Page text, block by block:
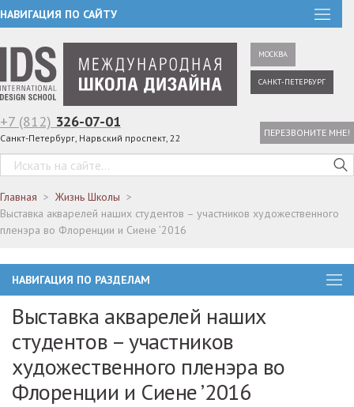
НАВИГАЦИЯ ПО САЙТУ
МОСКВА
САНКТ-ПЕТЕРБУРГ
+7 (812) 326-07-01
Санкт-Петербург, Нарвский проспект, 22 ПЕРЕЗВОНИТЕ МНЕ!
Главная
Жизнь Школы
Выставка акварелей наших студентов – участников художественного
пленэра во Флоренции и Сиене ’2016
НАВИГАЦИЯ ПО РАЗДЕЛАМ
Выставка акварелей наших
студентов – участников
художественного пленэра во
Флоренции и Сиене ’2016